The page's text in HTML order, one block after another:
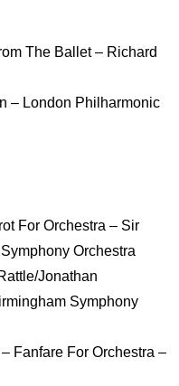
The Ballet – Richard
– London Philharmonic
For Orchestra – Sir
Orchestra
Jonathan
Symphony
Fanfare For Orchestra –